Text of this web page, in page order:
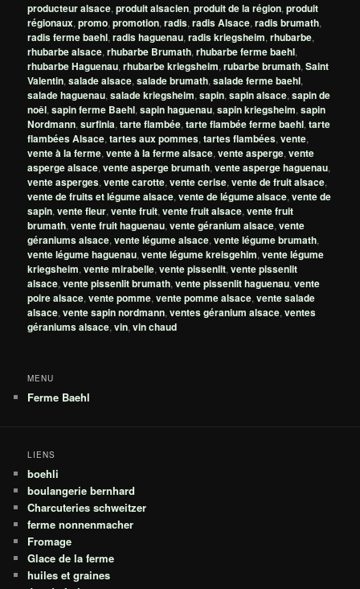
producteur alsace,produit alsacien,produit de la région,produit
régionaux,promo,promotion,radis,radis Alsace,radis brumath,
radis ferme baehl,radis haguenau,radis kriegsheim,rhubarbe,
rhubarbe alsace,rhubarbe Brumath,rhubarbe ferme baehl,
rhubarbe Haguenau,rhubarbe kriegsheim,rubarbe brumath,Saint
Valentin,salade alsace,salade brumath,salade ferme baehl,
salade haguenau,salade kriegsheim,sapin,sapin alsace,sapin de
noêl,sapin ferme Baehl,sapin haguenau,sapin kriegsheim,sapin
Nordmann,surfinia,tarte flambée,tarte flambée ferme baehl,tarte
flambées Alsace,tartes aux pommes,tartes flambées,vente,
vente à la ferme,vente à la ferme alsace,vente asperge,vente
asperge alsace,vente asperge brumath,vente asperge haguenau,
vente asperges,vente carotte,vente cerise,vente de fruit alsace,
vente de fruits et légume alsace,vente de légume alsace,vente de
sapin,vente fleur,vente fruit,vente fruit alsace,vente fruit
brumath,vente fruit haguenau,vente géranium alsace,vente
géraniums alsace,vente légume alsace,vente légume brumath,
vente légume haguenau,vente légume kreisgehim,vente légume
kriegsheim,vente mirabelle,vente pissenlit,vente pissenlit
alsace,vente pissenlit brumath,vente pissenlit haguenau,vente
poire alsace,vente pomme,vente pomme alsace,vente salade
alsace,vente sapin nordmann,ventes géranium alsace,ventes
géraniums alsace,vin,vin chaud
MENU
Ferme Baehl
LIENS
boehli
boulangerie bernhard
Charcuteries schweitzer
ferme nonnenmacher
Fromage
Glace de la ferme
huiles et graines